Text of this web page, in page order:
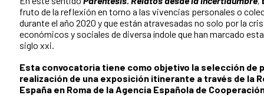
fruto de la reflexión en torno a las vivencias personales o
duranteel año 2020 y que están atravesadas no solo por la
económicos y sociales de diversa índole quehan marcado
siglo xxi.
Esta convocatoria tiene como objetivo la selección
realización de una exposición itinerante a través de la
España en Roma de la Agencia Española de